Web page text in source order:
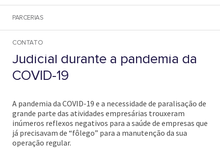
PARCERIAS
CONTATO
Judiciário adota medidas
excepcionais para dar “fôlego”
às sociedades em Recuperação
Judicial durante a pandemia da
COVID-19
A pandemia da COVID-19 e a necessidade de paralisação de
grande parte das atividades empresárias trouxeram
inúmeros reflexos negativos para a saúde de empresas que
já precisavam de “fôlego” para a manutenção da sua
operação regular.